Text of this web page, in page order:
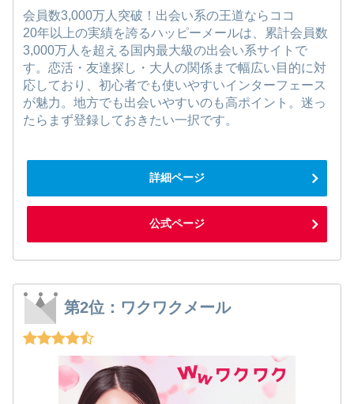
会員数3,000万人突破！出会い系の王道ならココ
20年以上の実績を誇るハッピーメールは、累計会員数
3,000万人を超える国内最大級の出会い系サイトで
す。恋活・友達探し・大人の関係まで幅広い目的に対
応しており、初心者でも使いやすいインターフェース
が魅力。地方でも出会いやすいのも高ポイント。迷っ
たらまず登録しておきたい一択です。
詳細ページ
公式ページ
第2位：ワクワクメール